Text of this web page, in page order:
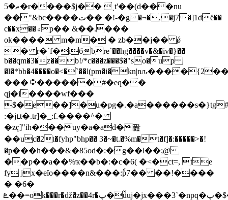
ޠ�5�r����$j�� ˯t'��(d���nu
��"&bc����ت�� �!-�g�¬�,�j7�]1dȇ��
c��x��۾p�� &��.���
ok���� m�m� � zb��j�� ǿ
� r�`f�iбbre`��hg����v�&�iv�}��
b��qm�3�z��b!/*c���z���$�"so�up
���۝������#�eq��
qj�i����wf���
:�jւt�.tr]�_:f.����^�
�zҁ]"ih���uy�a�ad�퐖
��uc�2t�fyhp"bhp�� 3�~�t.�%m�t�f]�:�����>�!
�р���h���&�85od�:�g��l��;@
��p��a��%ҡ��b�:�c�6( �<�ct=, te
fy jx�eȋo����n&���:ٗp7�� ��!����
� �6�
ܧ��=ok���r�ǆ�z��4r�پ�ǚuj�јx���3`�npq�پ�$�z�ļ